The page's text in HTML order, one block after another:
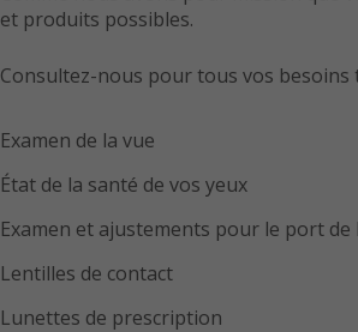
et produits possibles.
Consultez-nous pour tous vos besoins
Examen de la vue
État de la santé de vos yeux
Examen et ajustements pour le port de
Lentilles de contact
Lunettes de prescription